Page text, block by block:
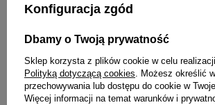
Seria : '47 MVP
SZCZEGÓŁY PRODUKTU
Marka 47 Brand
Kod producenta 198052459010
PYTANIA O PRODUKT
Konfiguracja zgód
Dbamy o Twoją prywatność
Sklep korzysta z plików cookie w celu
Polityką dotyczącą cookies. Możesz określić
przechowywania lub dostępu do cookie w
Więcej informacji na temat warunków i